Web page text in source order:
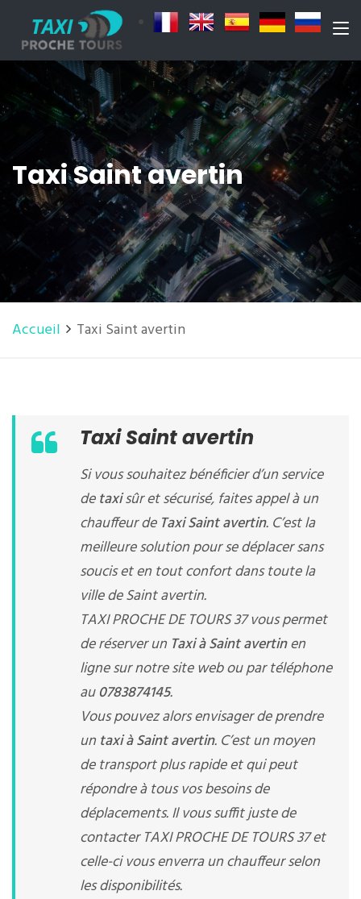
Taxi Saint avertin
Accueil Taxi Saint avertin
Taxi Saint avertin
Si vous souhaitez bénéficier d’un service
detaxisûr et sécurisé, faites appel à un
chauffeur de Taxi Saint avertin. C’est la
meilleure solution pour se déplacer sans
soucis et en tout confort dans toute la
ville de Saint avertin.
TAXI PROCHE DE TOURS 37 vous permet
de réserver un Taxi à Saint avertinen
ligne sur notre site web ou par téléphone
au0783874145.
Vous pouvez alors envisager de prendre
un taxi à Saint avertin. C’est un moyen
de transport plus rapide et qui peut
répondre à tous vos besoins de
déplacements. Il vous suffit juste de
contacter TAXI PROCHE DE TOURS 37 et
celle-ci vous enverra un chauffeur selon
les disponibilités.